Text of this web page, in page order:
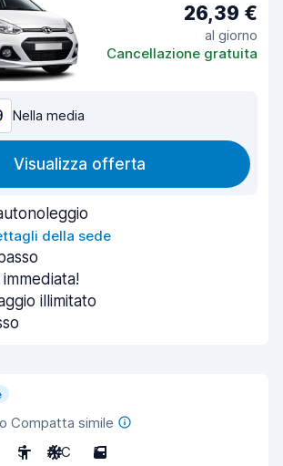
26,39 €
al giorno
Cancellazione gratuita
Nella media
Visualizza offerta
della sede
illimitato
o Compatta simile
5 A/C 5